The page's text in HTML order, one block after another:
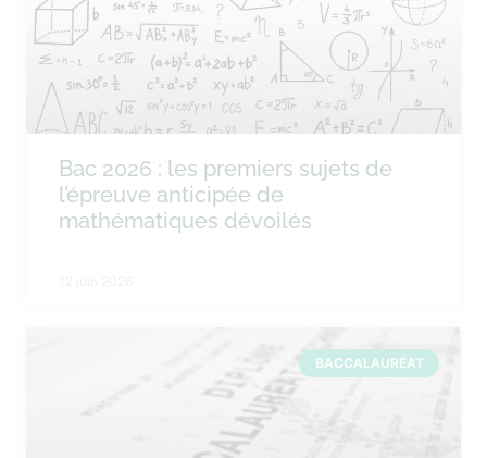
Bac 2026 : les premiers sujets de
l’épreuve anticipée de
mathématiques dévoilés
BACCALAURÉAT